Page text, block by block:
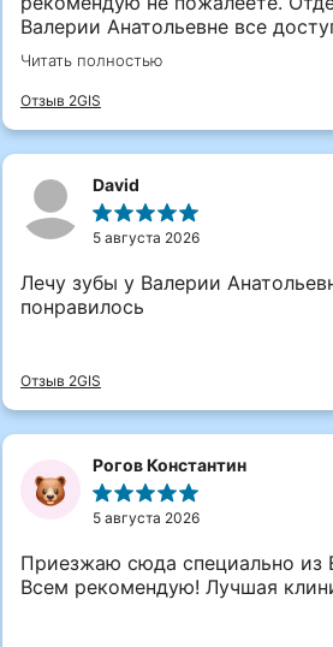
Валерии Анатольевне все
быстро сделала, далее только к
Читать полностью
Отзыв 2GIS
David
5 августа 2026
Лечу зубы у Валерии
понравилось
Отзыв 2GIS
Рогов Константин
5 августа 2026
Приезжаю сюда специально из
Всем рекомендую! Лучшая